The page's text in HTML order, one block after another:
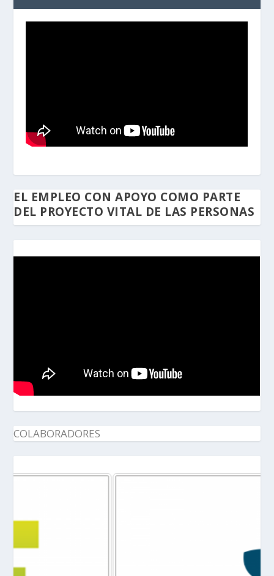
EL EMPLEO CON APOYO COMO PARTE
DEL PROYECTO VITAL DE LAS PERSONAS
COLABORADORES